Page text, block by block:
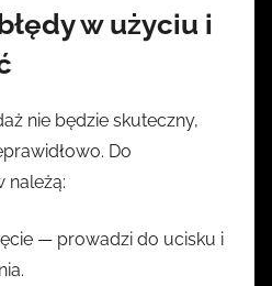
w użyciu i
nie będzie skuteczny,
Do
należą:
— prowadzi do ucisku i